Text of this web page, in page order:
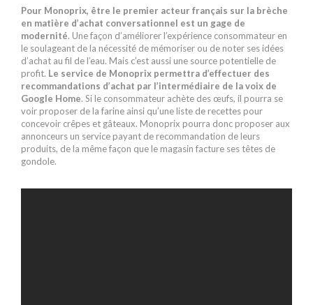
Pour Monoprix, être le premier acteur français sur la brèche
en matière d’achat conversationnel est un gage de
modernité. Une façon d’améliorer l’expérience consommateur en
le soulageant de la nécessité de mémoriser ou de noter ses idées
d’achat au fil de l’eau. Mais c’est aussi une source potentielle de
profit. Le service de Monoprix permettra d’effectuer des
recommandations d’achat par l’intermédiaire de la voix de
Google Home. Si le consommateur achète des œufs, il pourra se
voir proposer de la farine ainsi qu’une liste de recettes pour
concevoir crêpes et gâteaux. Monoprix pourra donc proposer aux
annonceurs un service payant de recommandation de leurs
produits, de la même façon que le magasin facture ses têtes de
gondole.